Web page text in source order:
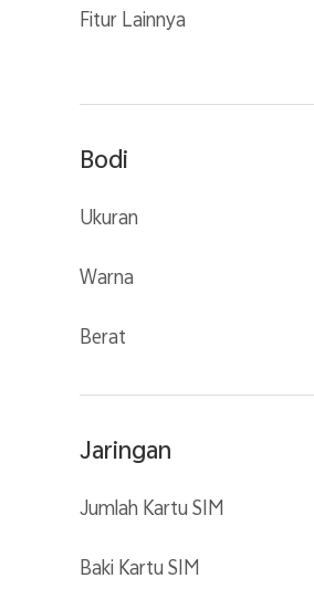
Fitur Lainnya
Bodi
Ukuran
Warna
Berat
Jaringan
Jumlah Kartu SIM
Baki Kartu SIM